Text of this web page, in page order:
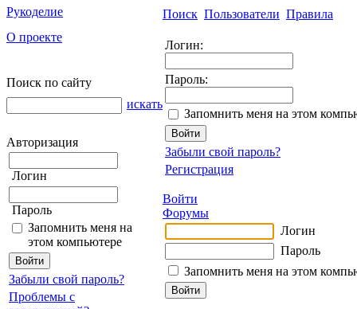
Рукоделие
О проекте
Поиск по сайту
искать
Авторизация
Логин
Пароль
Запомнить меня на
этом компьютере
Забыли свой пароль?
Проблемы с
Поиск Пользователи Правила
Логин:
Пароль:
Запомнить меня на этом
Забыли свой пароль?
Регистрация
Войти
Форумы
Логин
Пароль
Запомнить меня на этом